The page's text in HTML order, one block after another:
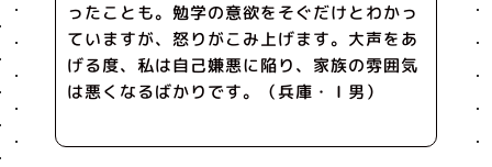
ったことも。勉学の意欲をそぐだけとわかっ
ていますが、怒りがこみ上げます。大声をあ
げる度、私は自己嫌悪に陥り、家族の雰囲気
は悪くなるばかりです。（兵庫・Ｉ男）